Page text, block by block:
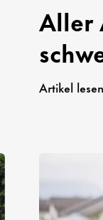
Aller
Artikel lesen